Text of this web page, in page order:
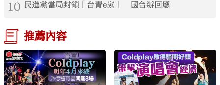
10 民進黨當局封鎖「台青e家」 國台辦回應
推薦內容